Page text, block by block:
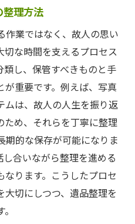
た遺品整理の選び方
から学ぶ成功事例
られる心の癒し
な方法:心穏やかに進め
から始めるべきか
ためのチェックリスト
タイムマネジメント
捨離の考え方
めのコミュニケーショ
整理方法
作業ではなく、故人の思い
切な時間を支えるプロセス
し、保管すべきものと手
重要です。例えば、写真
ムは、故人の人生を振り返
ため、それらを丁寧に整理
期的な保存が可能になりま
合いながら整理を進める
なります。こうしたプロセ
切にしつつ、遺品整理を